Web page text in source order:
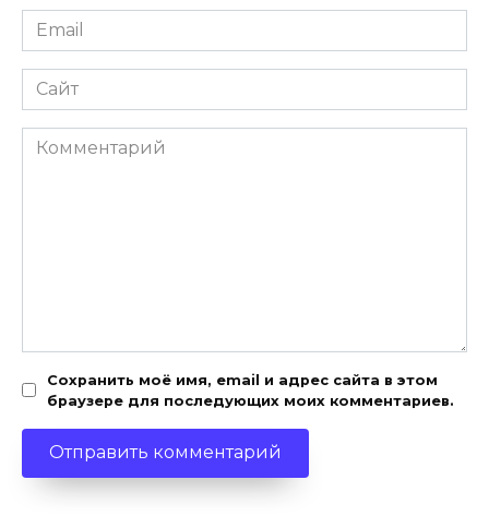
Email
*
Сайт
Комментарий
Сохранить моё имя, email и адрес сайта в этом
браузере для последующих моих комментариев.